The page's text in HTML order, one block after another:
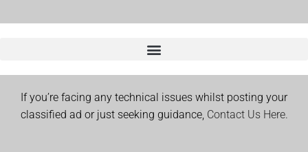
If you’re facing any technical issues whilst posting your
classified ad or just seeking guidance, Contact Us Here.